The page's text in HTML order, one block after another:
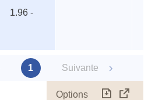
1.96 -
1 Suivante
Options